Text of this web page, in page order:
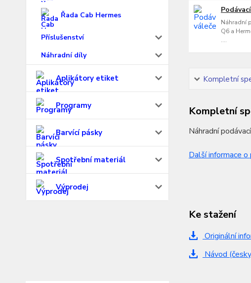
Řada Cab Hermes
Příslušenství
Náhradní díly
Aplikátory etiket
Programy
Barvící pásky
Spotřební materiál
Výprodej
Náhradní
Q6 a
....
Kompletní
Kompletní
Náhradní
Další informace
Ke stažení
Originální
Návod